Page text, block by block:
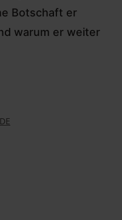
Botschaft er
warum er weiter